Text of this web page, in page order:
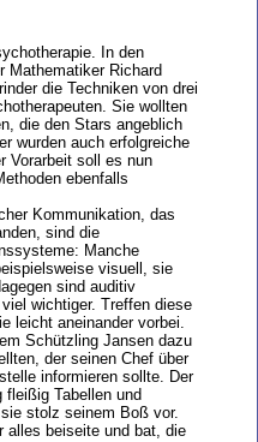
In den
Mathematiker Richard
die Techniken von drei
Sie wollten
die den Stars angeblich
wurden auch erfolgreiche
Vorarbeit soll es nun
ebenfalls
Kommunikation, das
sind die
Manche
visuell, sie
sind auditiv
wichtiger. Treffen diese
leicht aneinander vorbei.
Schützling Jansen dazu
der seinen Chef über
informieren sollte. Der
Tabellen und
stolz seinem Boß vor.
alles beiseite und bat, die